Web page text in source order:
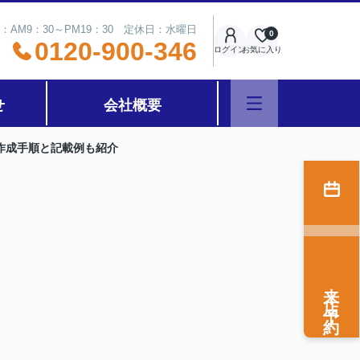
AM9：30～PM19：30 定休日：水曜日
0120-900-346 ログインお気に入り
0
会社概要
成手順と記載例も紹介
来店予約